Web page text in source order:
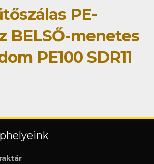
PE-
BELSŐ-menetes
PE100 SDR11